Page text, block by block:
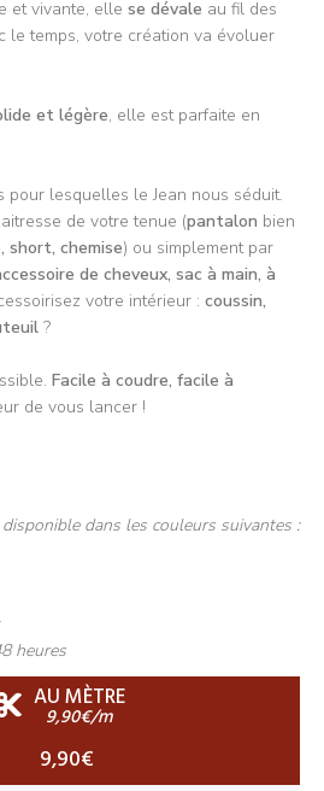
et vivante, elle se dévale au fil des
le temps, votre création va évoluer
et légère, elle est parfaite en
pour lesquelles le Jean nous séduit.
de votre tenue (pantalon bien
short, chemise) ou simplement par
de cheveux, sac à main, à
votre intérieur : coussin,
?
Facile à coudre, facile à
de vous lancer !
dans les couleurs suivantes :
heures
AU MÈTRE
9,90€/m
9,90€